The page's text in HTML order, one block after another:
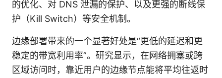
的优化、对 DNS 泄漏的保护、以及更强的断线保
护（Kill Switch）等安全机制。
边缘部署带来的一个显著好处是“更低的延迟和更
稳定的带宽利用率”。研究显示，在网络拥塞或跨
区域访问时，靠近用户的边缘节点能将平均往返时